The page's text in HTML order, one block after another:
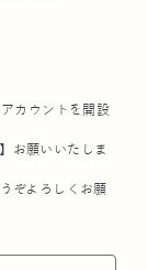
カウントを開設
お願いいたしま
ぞよろしくお願